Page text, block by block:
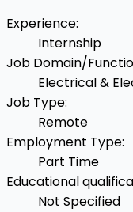
Experience:
Internship
Job Domain/
Electrical &
Job Type:
Remote
Employment Type:
Part Time
Educational
Not Specified